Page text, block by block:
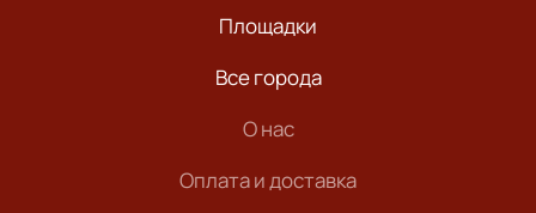
Площадки
Все города
О нас
Оплата и доставка